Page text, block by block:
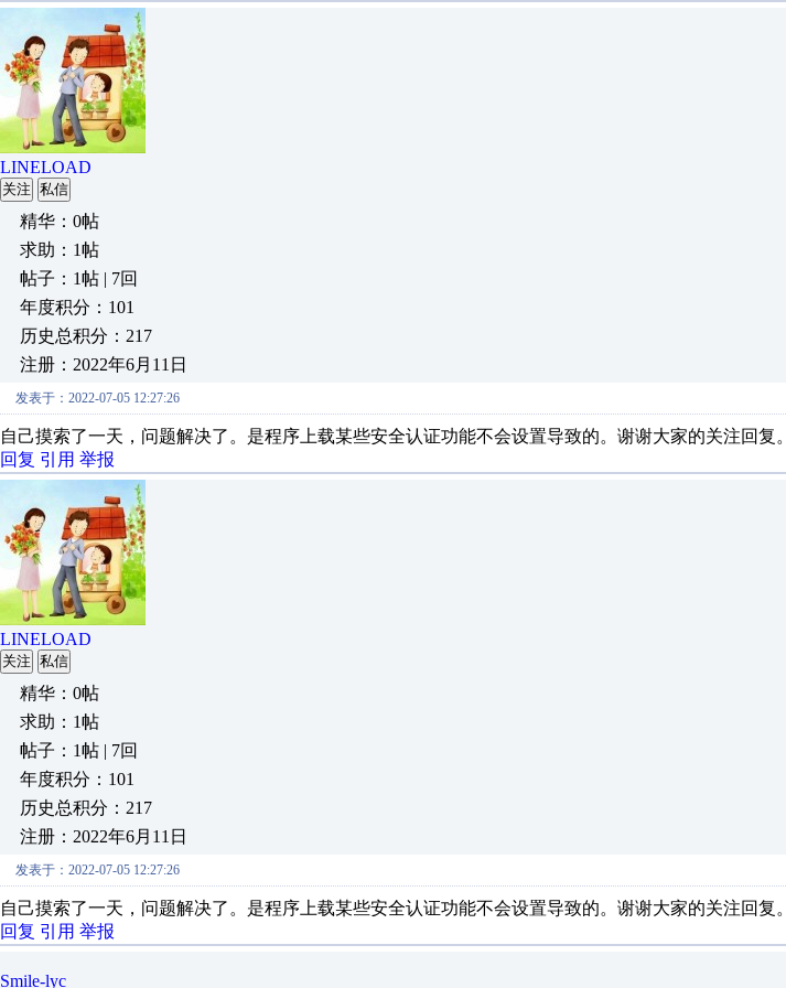
LINELOAD
关注 私信
精华：0帖
求助：1帖
帖子：1帖 | 7回
年度积分：101
历史总积分：217
注册：2022年6月11日
发表于：2022-07-05 12:27:26
自己摸索了一天，问题解决了。是程序上载某些安全认证功能不会设置导致的。谢谢大家的关注回复。
回复 引用 举报
LINELOAD
关注 私信
精华：0帖
求助：1帖
帖子：1帖 | 7回
年度积分：101
历史总积分：217
注册：2022年6月11日
发表于：2022-07-05 12:27:26
自己摸索了一天，问题解决了。是程序上载某些安全认证功能不会设置导致的。谢谢大家的关注回复。
回复 引用 举报
Smile-lyc